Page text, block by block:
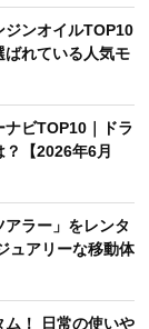
ジンオイルTOP10
ばれている人気モ
ナビTOP10｜ドラ
【2026年6月
ラー」をレンタ
ュアリーな移動体
ム！ 日常の使いや